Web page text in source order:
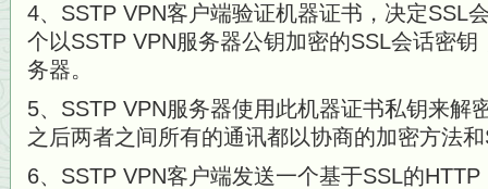
4、SSTP VPN客户端验证机器证书，决定SSL
个以SSTP VPN服务器公钥加密的SSL会话密
务器。
5、SSTP VPN服务器使用此机器证书私钥来解
之后两者之间所有的通讯都以协商的加密方法
6、SSTP VPN客户端发送一个基于SSL的